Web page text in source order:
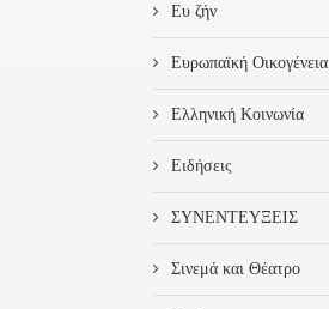
Ευ ζήν
Ευρωπαϊκή Οικογένεια
Ελληνική Κοινωνία
Ειδήσεις
ΣΥΝΕΝΤΕΥΞΕΙΣ
Σινεμά και Θέατρο